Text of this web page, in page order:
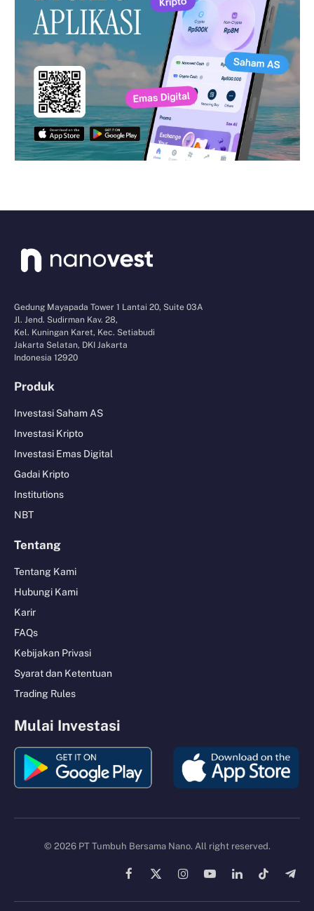
Gedung Mayapada Tower 1 Lantai 20, Suite 03A
Jl. Jend. Sudirman Kav. 28,
Kel. Kuningan Karet, Kec. Setiabudi
Jakarta Selatan, DKI Jakarta
Indonesia 12920
Produk
Investasi Saham AS
Investasi Kripto
Investasi Emas Digital
Gadai Kripto
Institutions
NBT
Tentang
Tentang Kami
Hubungi Kami
Karir
FAQs
Kebijakan Privasi
Syarat dan Ketentuan
Trading Rules
Mulai Investasi
© 2026 PT Tumbuh Bersama Nano. All right reserved.
Facebook
X
InstagramYouTubeLinkedInTikTok